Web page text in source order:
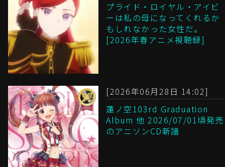
プライド・ロイヤル・アイビ
ーは私の母になってくれるか
もしれなかった女性だ。
[2026年春アニメ視聴録]
[2026年06月28日 14:02]
蓮ノ空103rd Graduation
Album 他 2026/07/01頃発売
のアニソンCD新譜